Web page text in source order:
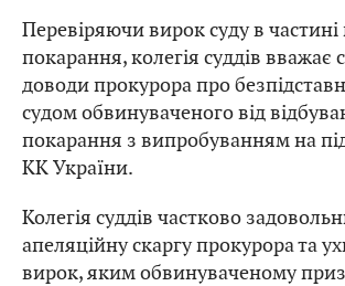
Перевіряючи вирок суду в
покарання, колегія суддів
доводи прокурора про
судом обвинуваченого від
покарання з випробуванням на
КК України.
Колегія суддів частково
апеляційну скаргу прокурора та
вирок, яким обвинуваченому